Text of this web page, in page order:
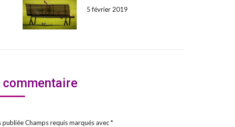
5 février 2019
commentaire
Champs requis marqués avec*